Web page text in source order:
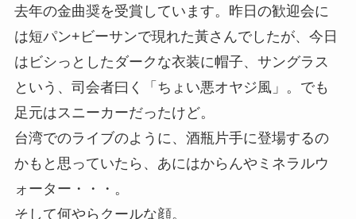
去年の金曲奨を受賞しています。昨日の歓迎会に
は短パン+ビーサンで現れた黃さんでしたが、今日
はビシっとしたダークな衣装に帽子、サングラス
という、司会者曰く「ちょい悪オヤジ風」。でも
足元はスニーカーだったけど。
台湾でのライブのように、酒瓶片手に登場するの
かもと思っていたら、あにはからんやミネラルウ
ォーター・・・。
そして何やらクールな顔。